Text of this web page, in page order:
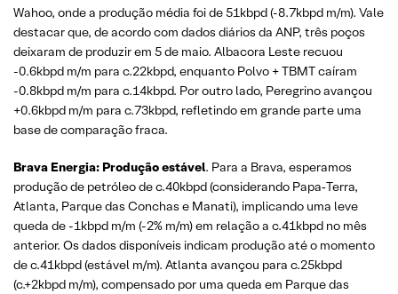
Wahoo, onde a produção média foi de 51kbpd (-8.7kbpd m/m). Vale
destacar que, de acordo com dados diários da ANP, três poços
deixaram de produzir em 5 de maio. Albacora Leste recuou
-0.6kbpd m/m para c.22kbpd, enquanto Polvo + TBMT caíram
-0.8kbpd m/m para c.14kbpd. Por outro lado, Peregrino avançou
+0.6kbpd m/m para c.73kbpd, refletindo em grande parte uma
base de comparação fraca.
Brava Energia: Produção estável. Para a Brava, esperamos
produção de petróleo de c.40kbpd (considerando Papa‑Terra,
Atlanta, Parque das Conchas e Manati), implicando uma leve
queda de -1kbpd m/m (-2% m/m) em relação a c.41kbpd no mês
anterior. Os dados disponíveis indicam produção até o momento
de c.41kbpd (estável m/m). Atlanta avançou para c.25kbpd
(c.+2kbpd m/m), compensado por uma queda em Parque das